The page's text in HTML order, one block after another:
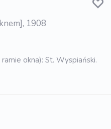
1908
okna): St. Wyspiański.